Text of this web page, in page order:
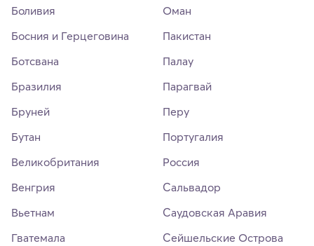
Боливия
Босния и Герцеговина
Ботсвана
Бразилия
Бруней
Бутан
Великобритания
Венгрия
Вьетнам
Гватемала
Оман
Пакистан
Палау
Парагвай
Перу
Португалия
Россия
Сальвадор
Саудовская Аравия
Сейшельские Острова